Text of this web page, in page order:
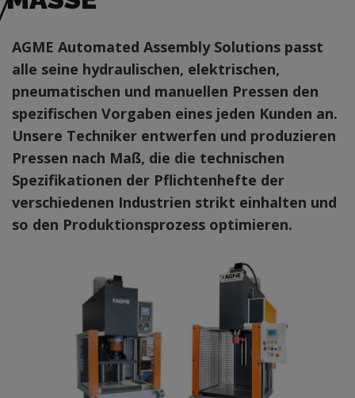
AGME Automated Assembly Solutions passt
alle seine hydraulischen, elektrischen,
pneumatischen und manuellen Pressen den
spezifischen Vorgaben eines jeden Kunden an.
Unsere Techniker entwerfen und produzieren
Pressen nach Maß, die die technischen
Spezifikationen der Pflichtenhefte der
verschiedenen Industrien strikt einhalten und
so den Produktionsprozess optimieren.